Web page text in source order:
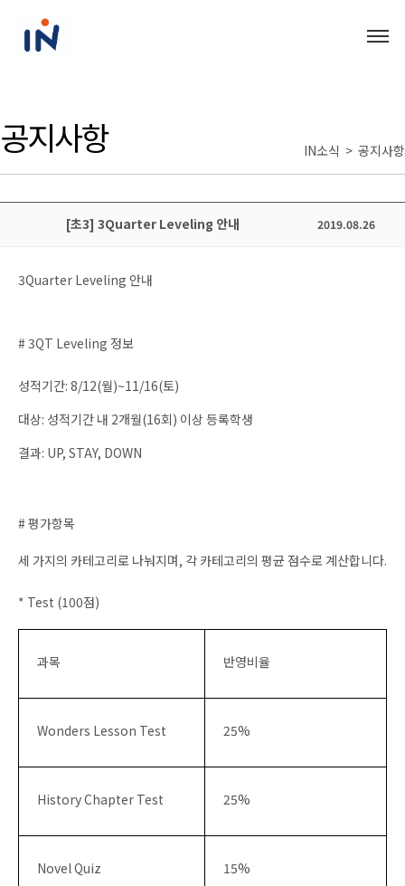
공지사항 IN소식 > 공지사항
[초3] 3Quarter Leveling 안내 2019.08.26
3Quarter Leveling 안내
# 3QT Leveling 정보
성적기간: 8/12(월)~11/16(토)
대상: 성적기간 내 2개월(16회) 이상 등록학생
결과: UP, STAY, DOWN
#평가항목
세 가지의 카테고리로 나눠지며, 각 카테고리의 평균 점수로 계산합니다.
* Test (100점)
과목 반영비율
Wonders Lesson Test 25%
History Chapter Test 25%
Novel Quiz 15%